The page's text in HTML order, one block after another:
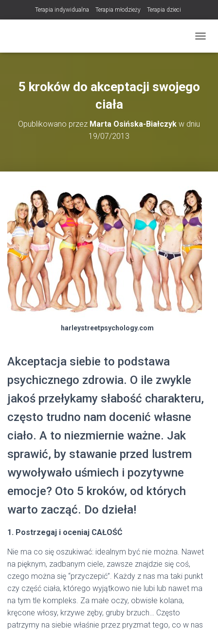
Terapia indywidualna Terapia młodzieży Terapia dzieci
NOWOŚĆ! Trening Komunikacji dla Par
LET Me Go! – Ekspresowa Terapia Lęku (IET)
Konsultacje rodzicielskie
5 kroków do akceptacji swojego
ciała
Opublikowano przez Marta Osińska-Białczyk w dniu
19/07/2013
harleystreetpsychology.com
Akceptacja siebie to podstawa
psychicznego zdrowia. O ile zwykle
jakoś przełykamy słabość charakteru,
często trudno nam docenić własne
ciało. A to niezmiernie ważne. Jak
sprawić, by stawanie przed lustrem
wywoływało uśmiech i pozytywne
emocje? Oto 5 kroków, od których
warto zacząć. Do dzieła!
1. Postrzegaj i oceniaj CAŁOŚĆ
Nie ma co się oszukiwać: idealnym być nie można. Nawet
na pięknym, zadbanym ciele, zawsze znajdzie się coś,
czego można się “przyczepić”. Każdy z nas ma taki punkt
czy część ciała, którego wyjątkowo nie lubi lub nawet ma
na tym tle kompleks. Za małe oczy, obwisłe kolana,
kręcone włosy, krzywe zęby, gruby brzuch… Często
patrzymy na siebie właśnie przez pryzmat tego, co w nas